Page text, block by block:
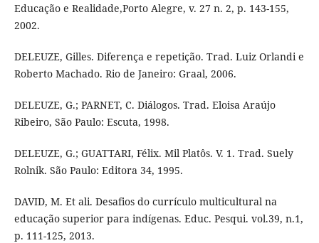
Educação e Realidade,Porto Alegre, v. 27 n. 2, p. 143-155,
2002.
DELEUZE, Gilles. Diferença e repetição. Trad. Luiz Orlandi e
Roberto Machado. Rio de Janeiro: Graal, 2006.
DELEUZE, G.; PARNET, C. Diálogos. Trad. Eloisa Araújo
Ribeiro, São Paulo: Escuta, 1998.
DELEUZE, G.; GUATTARI, Félix. Mil Platôs. V. 1. Trad. Suely
Rolnik. São Paulo: Editora 34, 1995.
DAVID, M. Et ali. Desafios do currículo multicultural na
educação superior para indígenas. Educ. Pesqui. vol.39, n.1,
p. 111-125, 2013.